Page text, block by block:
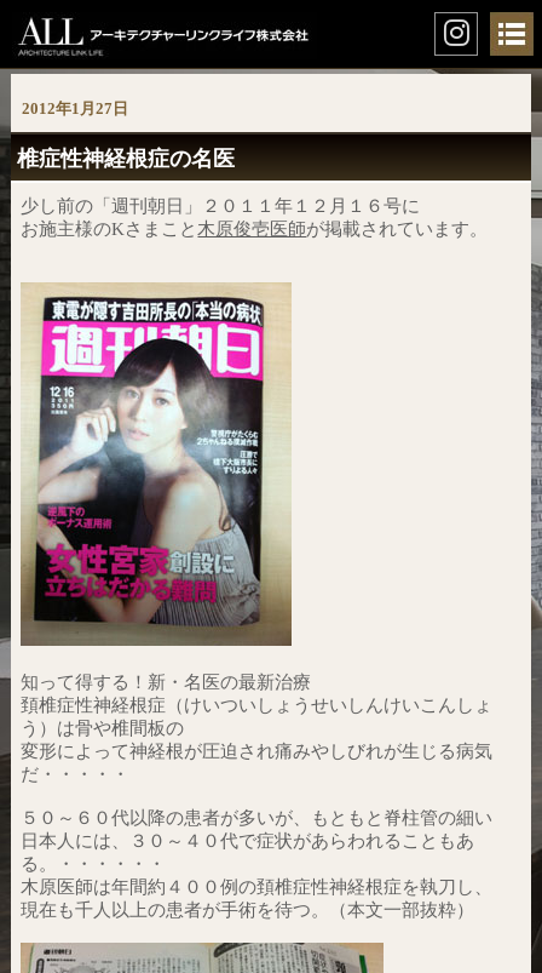
2012年1月27日
椎症性神経根症の名医
少し前の「週刊朝日」２０１１年１２月１６号に
お施主様のKさまこと 木原俊壱医師が掲載されています。
知って得する！新・名医の最新治療
頚椎症性神経根症（けいついしょうせいしんけいこんしょ
う）は骨や椎間板の
変形によって神経根が圧迫され痛みやしびれが生じる病気
だ・・・・・
５０～６０代以降の患者が多いが、もともと脊柱管の細い
日本人には、３０～４０代で症状があらわれることもあ
る。・・・・・・
木原医師は年間約４００例の頚椎症性神経根症を執刀し、
現在も千人以上の患者が手術を待つ。（本文一部抜粋）